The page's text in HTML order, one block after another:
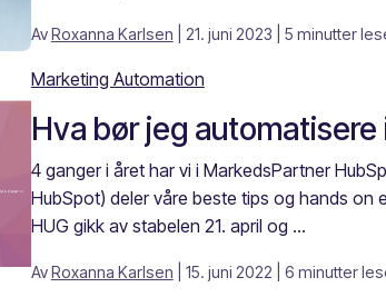
AvRoxanna Karlsen | 21. juni 2023 | 5 minutter
Marketing Automation
Hva bør jeg
4 ganger i året har vi i MarkedsPartner
HubSpot) deler våre beste tips og hands on
HUG gikk av stabelen 21. april og ...
AvRoxanna Karlsen | 15. juni 2022 | 6 minutter